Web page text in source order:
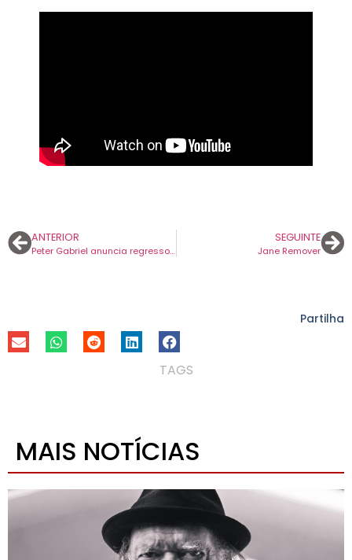
ANTERIOR
Peter Gabriel anuncia regresso aos discos 21 anos depois. Vai ser já no dia 1 de dezembro.
SEGUINTE
Jane Remover
Partilha
TAGS
MAIS NOTÍCIAS